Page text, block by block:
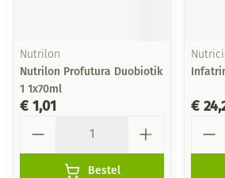
Nutrilon
Nutrilon Profutura Duobiotik
1 1x70ml
€ 1,01
Bestel
€